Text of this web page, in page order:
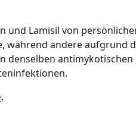
und Lamisil von
andere aufgrund
denselben
.